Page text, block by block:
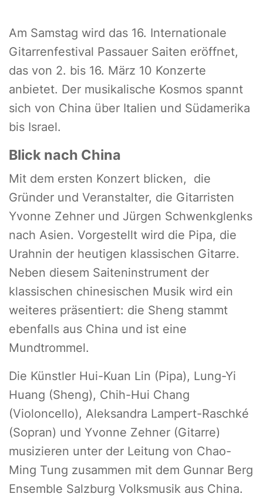
Am Samstag wird das 16. Internationale
Gitarrenfestival Passauer Saiten eröffnet,
das von 2. bis 16. März 10 Konzerte
anbietet. Der musikalische Kosmos spannt
sich von China über Italien und Südamerika
bis Israel.
Blick nach China
Mit dem ersten Konzert blicken, die
Gründer und Veranstalter, die Gitarristen
Yvonne Zehner und Jürgen Schwenkglenks
nach Asien. Vorgestellt wird die Pipa, die
Urahnin der heutigen klassischen Gitarre.
Neben diesem Saiteninstrument der
klassischen chinesischen Musik wird ein
weiteres präsentiert: die Sheng stammt
ebenfalls aus China und ist eine
Mundtrommel.
Die Künstler Hui-Kuan Lin (Pipa), Lung-Yi
Huang (Sheng), Chih-Hui Chang
(Violoncello), Aleksandra Lampert-Raschké
(Sopran) und Yvonne Zehner (Gitarre)
musizieren unter der Leitung von Chao-
Ming Tung zusammen mit dem Gunnar Berg
Ensemble Salzburg Volksmusik aus China.